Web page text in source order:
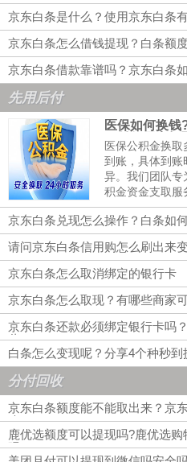
京东白条是什么？使用京东白条
京东白条怎么借钱提现？白条额
京东白条借款靠谱吗？京东白条
先用后付
医保如何换
月付信用卡提
医保公积金换
到账‌，具体到账
异。我们团队专
积金资金支取服
你在全国覆盖范
提取，这样医保
到账。我们团队
京东白条兑现怎么操作？白条如
请问京东白条信用购怎么刷出来
京东白条怎么取消绑定的银行卡
京东白条怎么取现？有哪些商家
京东白条还款必须绑定银行卡吗
些
白条怎么变现呢？分享4个种秒
分付回收
京东白条额度​能不能取出来？京
略
鹿优选额度可以提现吗?鹿优选
吗